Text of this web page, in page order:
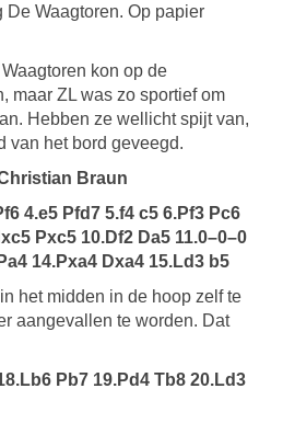
De Waagtoren. Op papier
kon op de
maar ZL was zo sportief om
Hebben ze wellicht spijt van,
van het bord geveegd.
Braun
4.e5 Pfd7 5.f4 c5 6.Pf3 Pc6
Pxc5 10.Df2 Da5 11.0–0–0
14.Pxa4 Dxa4 15.Ld3 b5
het midden in de hoop zelf te
aangevallen te worden. Dat
Pb7 19.Pd4 Tb8 20.Ld3